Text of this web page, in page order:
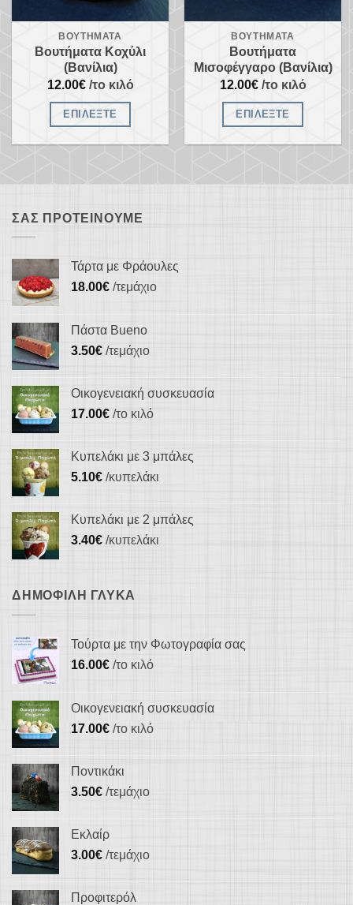
επιλεγούν
στη
σελίδα
του
προϊόντος
στη
σελίδα
του
προϊόντος
ΒΟΥΤΉΜΑΤΑ
Βουτήματα Κοχύλι
(Βανίλια)
12.00€/το κιλό
ΕΠΙΛΈΞΤΕ
πολλαπλές
επιλογές
μπορούν
επιλεγούν
στη
του
προϊόντος
ΒΟΥΤΉΜΑΤΑ
Βουτήματα
Μισοφέγγαρο (Βανίλια)
12.00€/το κιλό
ΕΠΙΛΈΞΤΕ
ΣΑΣ ΠΡΟΤΕΊΝΟΥΜΕ
Τάρτα με Φράουλες
18.00€ /τεμάχιο
Πάστα Bueno
3.50€ /τεμάχιο
Οικογενειακή συσκευασία
17.00€ /το κιλό
Κυπελάκι με 3 μπάλες
5.10€ /κυπελάκι
Κυπελάκι με 2 μπάλες
3.40€ /κυπελάκι
ΔΗΜΟΦΙΛΉ ΓΛΥΚΆ
Τούρτα με την Φωτογραφία σας
16.00€ /το κιλό
Οικογενειακή συσκευασία
17.00€ /το κιλό
Ποντικάκι
3.50€ /τεμάχιο
Εκλαίρ
3.00€ /τεμάχιο
Προφιτερόλ